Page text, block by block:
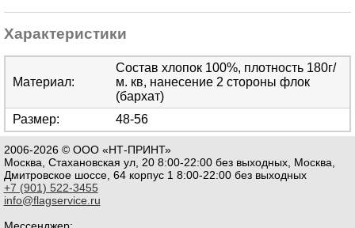
Характеристики
Материал:
Состав хлопок 100%, плотность 180г/
м. кв, нанесение 2 стороны флок
(бархат)
Размер:
48-56
2006-2026 © ООО «НТ-ПРИНТ»
Москва, Стахановская ул, 20 8:00-22:00 без выходных, Москва,
Дмитровское шоссе, 64 корпус 1 8:00-22:00 без выходных
+7 (901) 522-3455
info@flagservice.ru
Мессенджер: